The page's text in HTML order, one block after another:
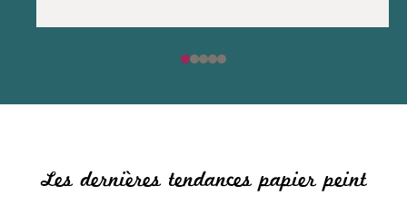
Les dernières tendances papier peint